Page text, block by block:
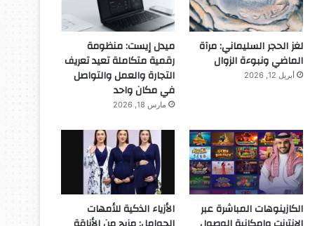
لغز الحجر السليماني: مرآة
الماضي ونبوءة الزوال
أبريل 12, 2026
ميدل إيست: منظومة
رقمية متكاملة تعيد تعريف
التجارة والعمل والتواصل
في مكان واحد
مارس 18, 2026
الكازينوهات المباشرة عبر
الأزياء الذكية للأمهات